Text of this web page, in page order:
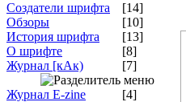
Создатели шрифта
[14]
Обзоры
[10]
История шрифта
[13]
О шрифте
[8]
Журнал [кАк)
[7]
Журнал E-zine [4]